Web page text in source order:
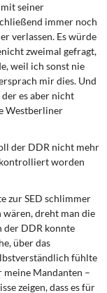
seiner
immer noch
verlassen. Es würde
zweimal gefragt,
weil ich sonst nie
mir dies. Und
es aber nicht
Westberliner
der DDR nicht mehr
worden
zur SED schlimmer
wären, dreht man die
der DDR konnte
über das
fühlte
Mandanten –
zeigen, dass es für